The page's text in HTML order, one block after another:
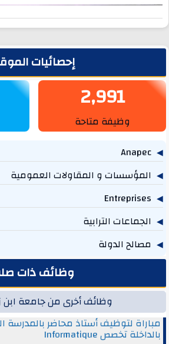
إحصائيات
2,991
وظيفة متاحة
Anapec
المؤسسات و المقاولات العمومية
Entreprises
الجماعات الترابية
مصالح الدولة
وظائف ذات صلة
وظائف أخرى من جامعة ابن
مباراة لتوظيف أستاذ محاضر بالمدرسة
بالداخلة تخصص Informatique